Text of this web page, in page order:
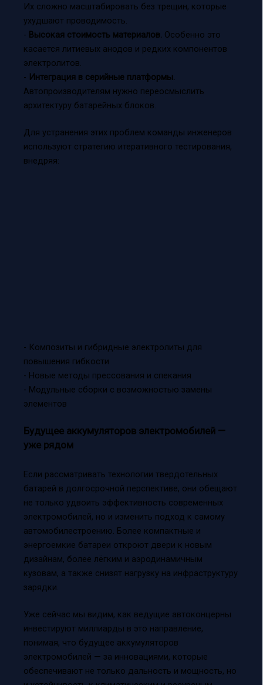
Их сложно масштабировать без трещин, которые
ухудшают проводимость.
- Высокая стоимость материалов. Особенно это
касается литиевых анодов и редких компонентов
электролитов.
- Интеграция в серийные платформы.
Автопроизводителям нужно переосмыслить
архитектуру батарейных блоков.
Для устранения этих проблем команды инженеров
используют стратегию итеративного тестирования,
внедряя:
- Композиты и гибридные электролиты для
повышения гибкости
- Новые методы прессования и спекания
- Модульные сборки с возможностью замены
элементов
Будущее аккумуляторов электромобилей —
уже рядом
Если рассматривать технологии твердотельных
батарей в долгосрочной перспективе, они обещают
не только удвоить эффективность современных
электромобилей, но и изменить подход к самому
автомобилестроению. Более компактные и
энергоемкие батареи откроют двери к новым
дизайнам, более лёгким и аэродинамичным
кузовам, а также снизят нагрузку на инфраструктуру
зарядки.
Уже сейчас мы видим, как ведущие автоконцерны
инвестируют миллиарды в это направление,
понимая, что будущее аккумуляторов
электромобилей — за инновациями, которые
обеспечивают не только дальность и мощность, но